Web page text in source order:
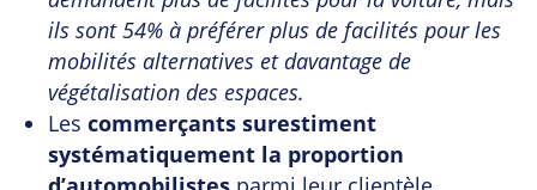
ils sont 54% à préférer plus de facilités pour les
mobilités alternatives et davantage de
végétalisation des espaces.
Les commerçants surestiment
systématiquement la proportion